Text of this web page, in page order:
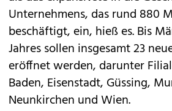
Unternehmens, das rund 880
beschäftigt, ein, hieß es. Bis
Jahres sollen insgesamt 23
eröffnet werden, darunter
Baden, Eisenstadt, Güssing,
Neunkirchen und Wien.